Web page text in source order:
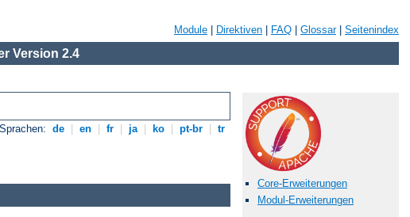
Module Direktiven FAQ Glossar| Seitenindex
Version 2.4
de en fr ja ko pt-br tr
Core-Erweiterungen
Modul-Erweiterungen